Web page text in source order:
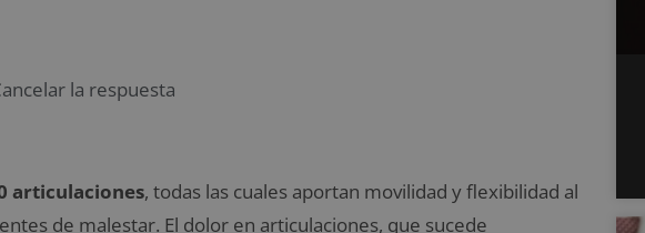
la respuesta
articulaciones, todas las cuales aportan movilidad y flexibilidad al
de malestar. El dolor en articulaciones, que sucede